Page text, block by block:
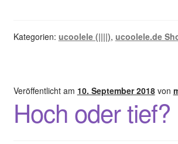
Kategorien: ucoolele (||||), ucoolele.de
Veröffentlicht am 10. September 2018 von
Hoch oder tief?